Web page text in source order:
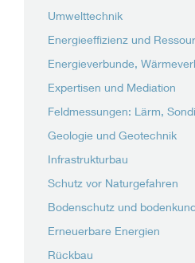
Umwelttechnik
Energieeffizienz und
Energieverbunde,
Expertisen und Mediation
Feldmessungen: Lärm,
Geologie und Geotechnik
Infrastrukturbau
Schutz vor Naturgefahren
Bodenschutz und
Erneuerbare Energien
Rückbau